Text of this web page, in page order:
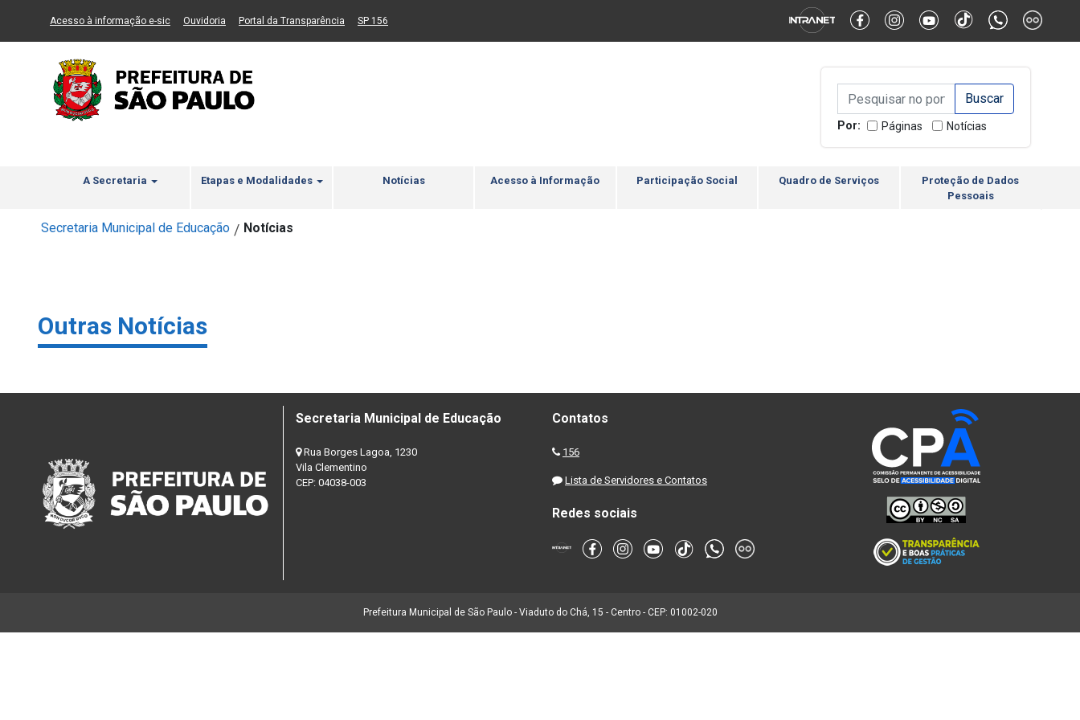
Ir ao Conteúdo Ir para menu principal 2 Ir para busca Ir para rodapé Alternar Alto Contraste Alternar Tamanho da Fonte
Acesso à informação e-sic(Link para um novo sítio)
Ouvidoria (Link para um novo sítio)
Portal da Transparência (Link para um novo sítio)
SP 156
Campo de Busca de
Campo de Busca de informaçõesEnviar a Busca
Por: Páginas Notícias
A Secretaria Etapas e Modalidades Notícias Acesso à Informação Participação Social Quadro de Serviços
Proteção de Dados
Pessoais
Secretaria Municipal de Educação / Notícias
Outras Notícias
Secretaria Municipal de Educação
Rua Borges Lagoa, 1230
Vila Clementino
CEP: 04038-003
Contatos
156
Lista de Servidores e Contatos
Redes sociais
Prefeitura Municipal de São Paulo - Viaduto do Chá, 15 - Centro - CEP: 01002-020